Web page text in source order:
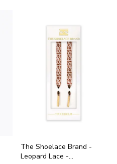
The Shoelace Brand -
Leopard Lace -